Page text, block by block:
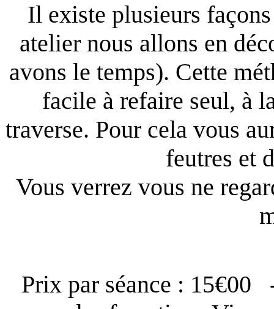
Il existe plusieurs
atelier nous allons en
avons le temps). Cette
facile à refaire seul, à
traverse. Pour cela vous
feutres et
Vous verrez vous ne
Prix par séance : 15€00